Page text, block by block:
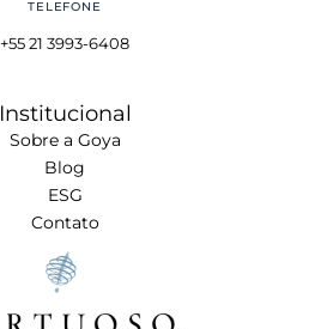
TELEFONE
+55 21 3993-6408
Institucional
Sobre a Goya
Blog
ESG
Contato